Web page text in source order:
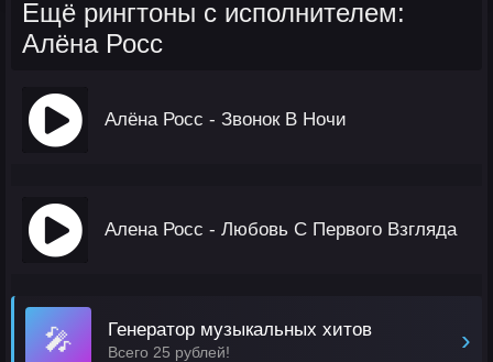
Ещё рингтоны с исполнителем:
Алёна Росс
Алёна Росс - Звонок В Ночи
Алена Росс - Любовь С Первого Взгляда
🎤 Генератор музыкальных хитов
Всего 25 рублей! ›